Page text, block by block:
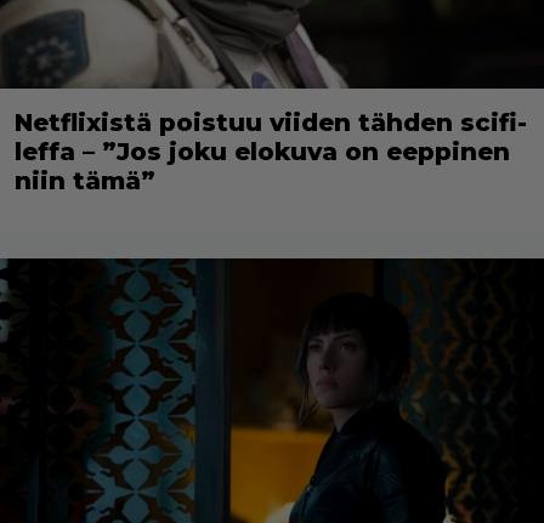
Netflixistä poistuu viiden tähden scifi-
leffa – ”Jos joku elokuva on eeppinen
niin tämä”